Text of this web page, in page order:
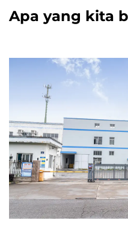
Apa yang kita